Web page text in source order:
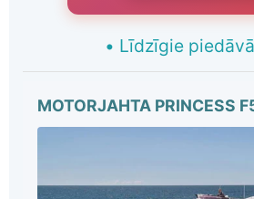
• Līdzīgie
MOTORJAHTA PRINCESS